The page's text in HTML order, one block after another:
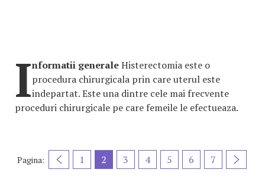
Informatii generaleHisterectomia este o
procedura chirurgicala prin care uterul este
indepartat. Este una dintre cele mai frecvente
proceduri chirurgicale pe care femeile le efectueaza.
Pagina: 1 2 3 4 5 6 7